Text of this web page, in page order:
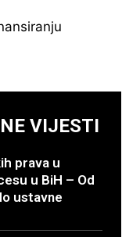
VIJESTI
prava u
u BiH – Od
ustavne